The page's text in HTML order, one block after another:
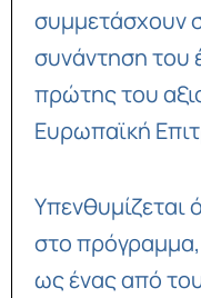
συμμετάσχουν
συνάντηση του
πρώτης του
Ευρωπαϊκή
Υπενθυμίζεται
στο πρόγραμμα,
ως ένας από